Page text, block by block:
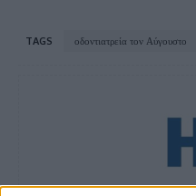
TAGS οδοντιατρεία τον Αύγουστο